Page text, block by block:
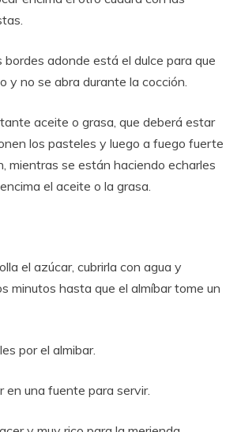
bordes adonde está el dulce para que
y no se abra durante la cocción.
aceite o grasa, que deberá estar
los pasteles y luego a fuego fuerte
mientras se están haciendo echarles
el aceite o la grasa.
el azúcar, cubrirla con agua y
minutos hasta que el almíbar tome un
por el almibar.
en una fuente para servir.